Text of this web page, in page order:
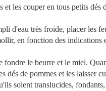
et les couper en tous petits dés
d'eau très froide, placer les
en fonction des indications
fondre le beurre et le miel.
dés de pommes et les laisser
soient translucides,